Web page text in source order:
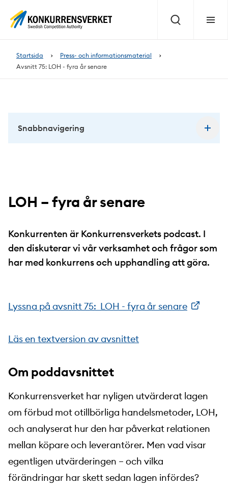
Sök Meny
Startsida
Press- och informationsmaterial
Avsnitt 75: LOH - fyra år senare
LOH – fyra år senare
Konkurrenten är Konkurrensverkets podcast. I
den diskuterar vi vår verksamhet och frågor som
har med konkurrens och upphandling att göra.
Lyssna på avsnitt 75: LOH - fyra år senare
Läs en textversion av avsnittet
Om poddavsnittet
Konkurrensverket har nyligen utvärderat lagen
om förbud mot otillbörliga handelsmetoder, LOH,
och analyserat hur den har påverkat relationen
mellan köpare och leverantörer. Men vad visar
egentligen utvärderingen – och vilka
förändringar har skett sedan lagen infördes?
Snabbnavigering